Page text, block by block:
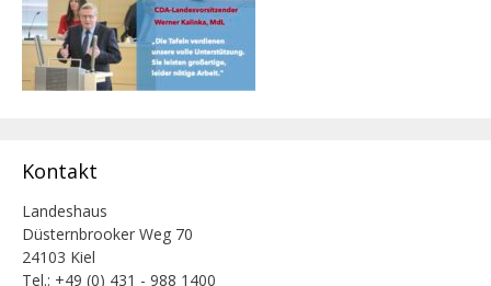
Kontakt
Landeshaus
Düsternbrooker Weg 70
24103 Kiel
Tel.: +49 (0) 431 - 988 1400